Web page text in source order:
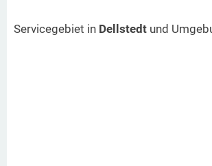
Servicegebiet in Dellstedt und